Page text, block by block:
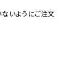
いようにご注文